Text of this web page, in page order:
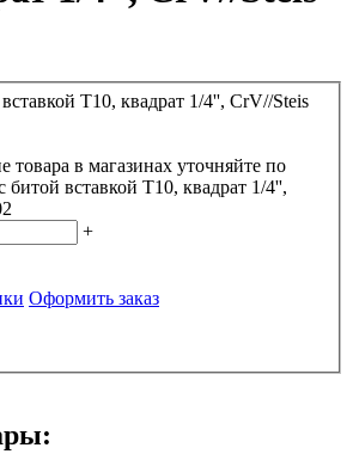
товара в магазинах уточняйте по
битой вставкой Т10, квадрат 1/4'',
+
Оформить заказ